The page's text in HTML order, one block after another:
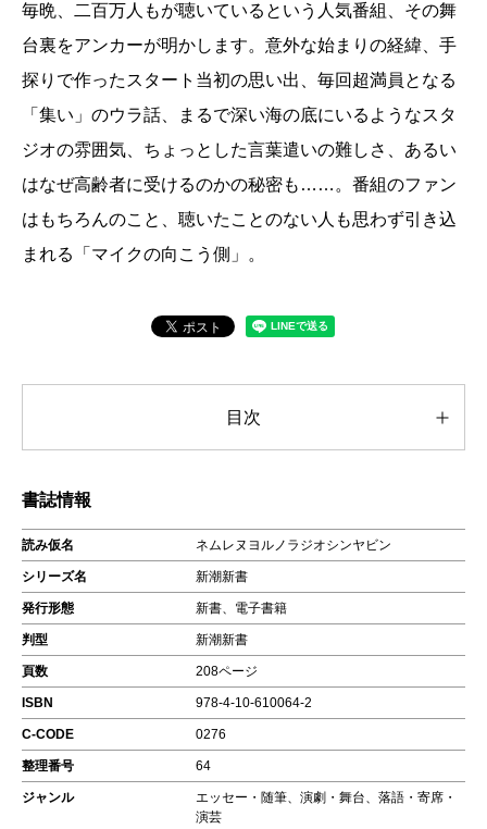
毎晩、二百万人もが聴いているという人気番組、その舞
台裏をアンカーが明かします。意外な始まりの経緯、手
探りで作ったスタート当初の思い出、毎回超満員となる
「集い」のウラ話、まるで深い海の底にいるようなスタ
ジオの雰囲気、ちょっとした言葉遣いの難しさ、あるい
はなぜ高齢者に受けるのかの秘密も……。番組のファン
はもちろんのこと、聴いたことのない人も思わず引き込
まれる「マイクの向こう側」。
目次
書誌情報
読み仮名 ネムレヌヨルノラジオシンヤビン
シリーズ名 新潮新書
発行形態 新書、電子書籍
判型 新潮新書
頁数 208ページ
ISBN 978-4-10-610064-2
C-CODE 0276
整理番号 64
ジャンル
エッセー・随筆、演劇・舞台、落語・寄席・
演芸